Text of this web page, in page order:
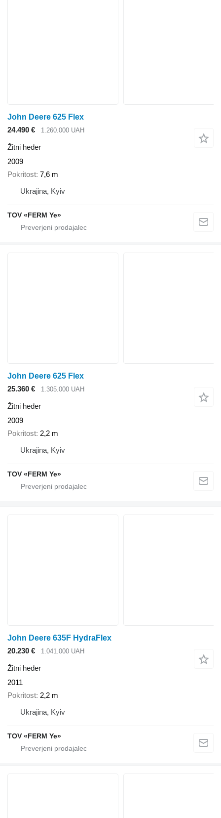
John Deere 625 Flex
24.490 €
1.260.000 UAH
Žitni heder
2009
Pokritost 7,6 m
Ukrajina, Kyiv
TOV «FERM Ye»
John Deere 625 Flex
25.360 €
1.305.000 UAH
Žitni heder
2009
Pokritost 2,2 m
Ukrajina, Kyiv
TOV «FERM Ye»
John Deere 635F HydraFlex
20.230 €
1.041.000 UAH
Žitni heder
2011
Pokritost 2,2 m
Ukrajina, Kyiv
TOV «FERM Ye»